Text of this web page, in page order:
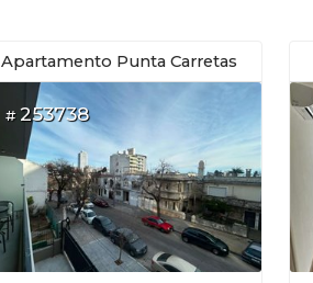
Apartamento Punta Carretas
#253738